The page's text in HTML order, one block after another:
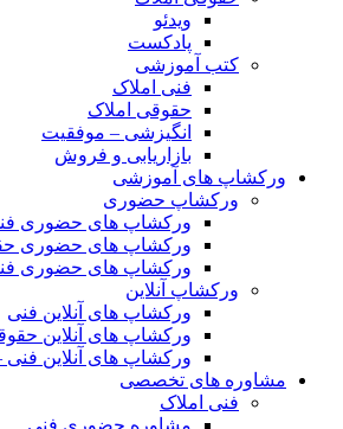
ویدئو
پادکست
کتب آموزشی
فنی املاک
حقوقی املاک
انگیزشی – موفقیت
بازاریابی و فروش
ورکشاپ های آموزشی
ورکشاپ حضوری
ورکشاپ های حضوری
ورکشاپ های حضوری
ورکشاپ های حضوری
ورکشاپ آنلاین
ورکشاپ های آنلاین فنی
ورکشاپ های آنلاین
ورکشاپ های آنلاین
مشاوره های تخصصی
فنی املاک
مشاوره حضوری فنی